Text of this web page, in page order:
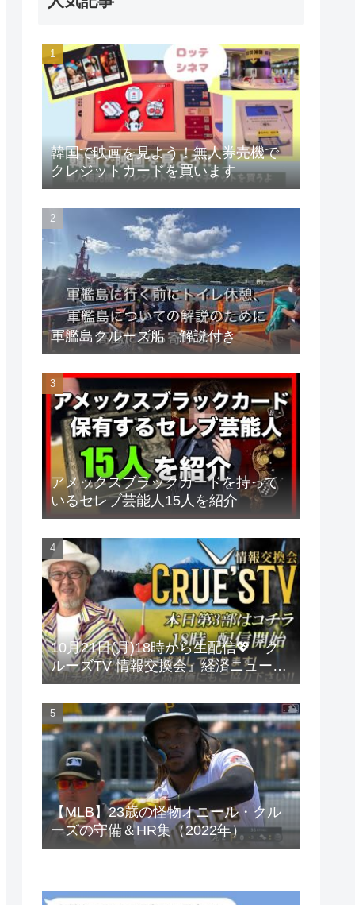
韓国で映画を見よう！無人券売機で
クレジットカードを買います
軍艦島クルーズ船 解説付き
アメックスブラックカードを持って
いるセレブ芸能人15人を紹介
10月21日(月)18時から生配信💖『ク
ルーズTV 情報交換会』経済ニュース
投資 株式市場 新NISA 投資信託 仮想
通貨 ビットコイン 不動産投資 為替
ベトナムドン イラクディナール
【MLB】23歳の怪物オニール・クル
ーズの守備＆HR集（2022年）